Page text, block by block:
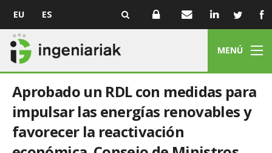
EU ES
MENÚ
Aprobado un RDL con medidas para
impulsar las energías renovables y
favorecer la reactivación